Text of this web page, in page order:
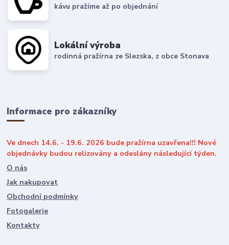
kávu pražíme až po objednání
Lokální výroba
rodinná pražírna ze Slezska, z obce Stonava
Informace pro zákazníky
Ve dnech 14.6. - 19.6. 2026 bude pražírna uzavřena!!! Nové
objednávky budou relizovány a odeslány následující týden.
O nás
Jak nakupovat
Obchodní podmínky
Fotogalerie
Kontakty